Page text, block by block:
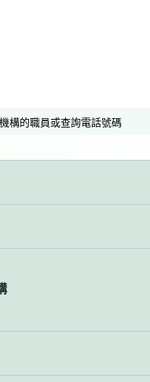
構的職員或查詢電話號碼